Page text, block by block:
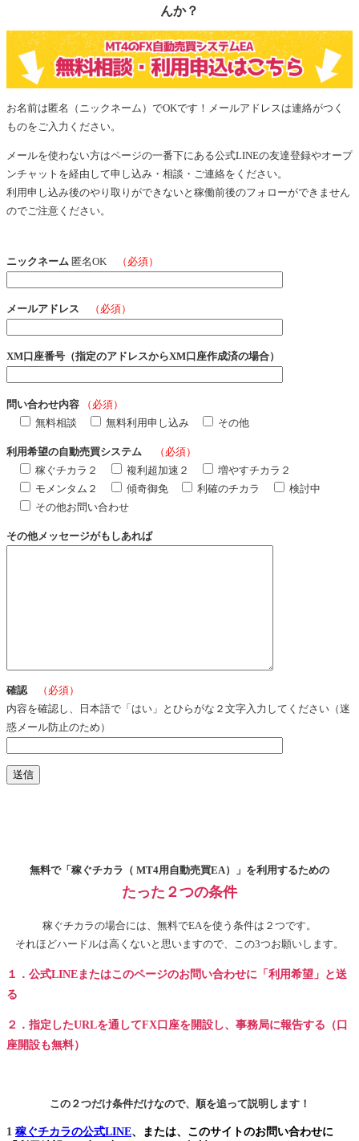
んか？
お名前は匿名（ニックネーム）でOKです！メールアドレスは連絡がつく
ものをご入力ください。
メールを使わない方はページの一番下にある公式LINEの友達登録やオープ
ンチャットを経由して申し込み・相談・ご連絡をください。
利用申し込み後のやり取りができないと稼働前後のフォローができません
のでご注意ください。
ニックネーム 匿名OK （必須）
メールアドレス （必須）
XM口座番号（指定のアドレスからXM口座作成済の場合）
問い合わせ内容
（必須）
無料相談
無料利用申し込み その他
利用希望の自動売買システム
（必須）
稼ぐチカラ２
複利超加速２
増やすチカラ２
モメンタム２
傾奇御免 利確のチカラ
検討中
その他お問い合わせ
その他メッセージがもしあれば
確認
（必須）
内容を確認し、日本語で「はい」とひらがな２文字入力してください（迷
惑メール防止のため）
無料で「稼ぐチカラ（ MT4用自動売買EA）」を利用するための
たった２つの条件
稼ぐチカラの場合には、無料でEAを使う条件は２つです。
それほどハードルは高くないと思いますので、この3つお願いします。
１．公式LINEまたはこのページのお問い合わせに「利用希望」と送
る
２．指定したURLを通してFX口座を開設し、事務局に報告する（口
座開設も無料）
この２つだけ条件だけなので、順を追って説明します！
1 稼ぐチカラの公式LINE、または、このサイトのお問い合わせに